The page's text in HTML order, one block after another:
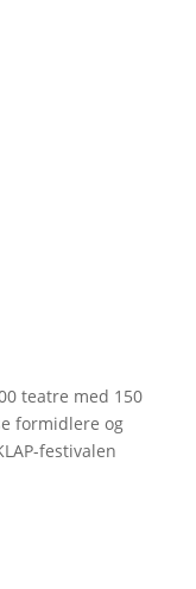
teatre med 150
formidlere og
festivalen